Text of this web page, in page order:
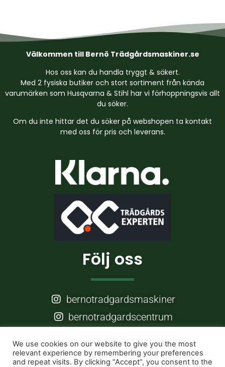
Välkommen till Bernö Trädgårdsmaskiner.se
Hos oss kan du handla tryggt & säkert.
Med 2 fysiska butiker och stort sortiment från kända
varumärken som Husqvarna & Stihl har vi förhoppningsvis allt
du söker.
Om du inte hittar det du söker på webshopen ta kontakt
med oss för pris och leverans.
Följ oss
bernotradgardsmaskiner
bernotradgardscentrum
Frågor?
We use cookies on our website to give you the most
relevant experience by remembering your preferences
and repeat visits. By clicking “Accept”, you consent to the